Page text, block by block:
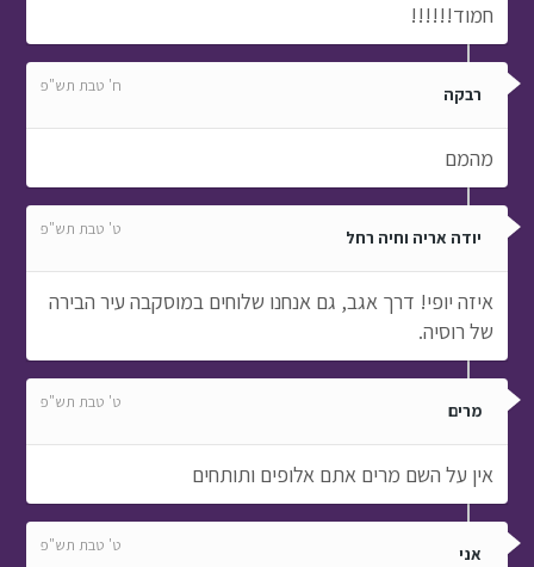
חמוד!!!!!!
רבקה ח' טבת תש"פ
מהמם
יודה אריה וחיה רחל ט' טבת תש"פ
איזה יופי! דרך אגב, גם אנחנו שלוחים במוסקבה עיר הבירה
של רוסיה.
מרים ט' טבת תש"פ
אין על השם מרים אתם אלופים ותותחים
אני ט' טבת תש"פ